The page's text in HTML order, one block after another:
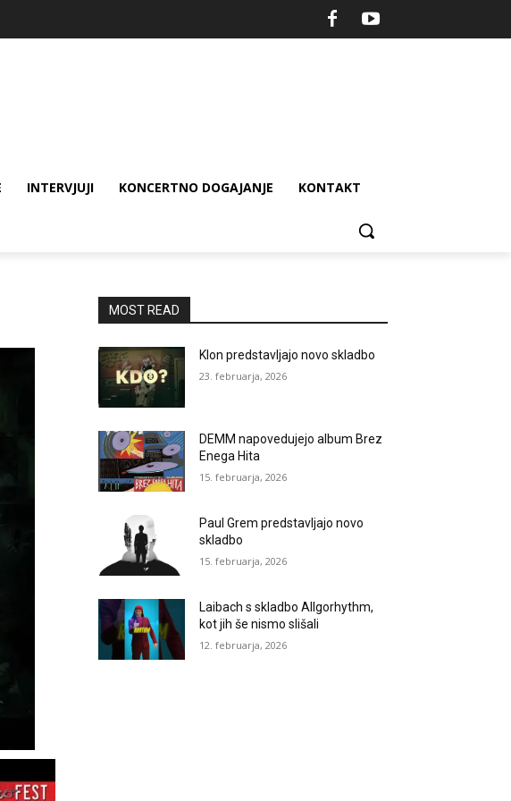
INTERVJUJI KONCERTNO DOGAJANJE KONTAKT
MOST READ
Klon predstavljajo novo skladbo
23. februarja, 2026
DEMM napovedujejo album Brez
Enega Hita
15. februarja, 2026
Paul Grem predstavljajo novo
skladbo
15. februarja, 2026
Laibach s skladbo Allgorhythm,
kot jih še nismo slišali
12. februarja, 2026